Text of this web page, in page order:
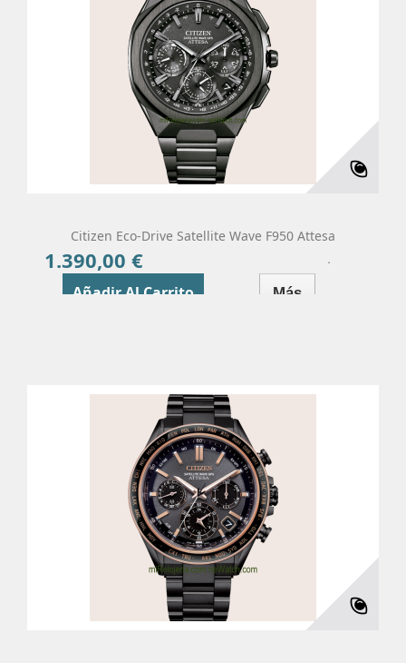
Citizen Eco-Drive Satellite Wave F950 Attesa
1.390,00 €
Añadir Al Carrito Más